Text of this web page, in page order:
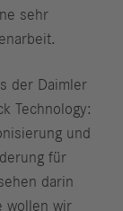
sehr
der Daimler
Technology:
und
für
darin
wollen wir